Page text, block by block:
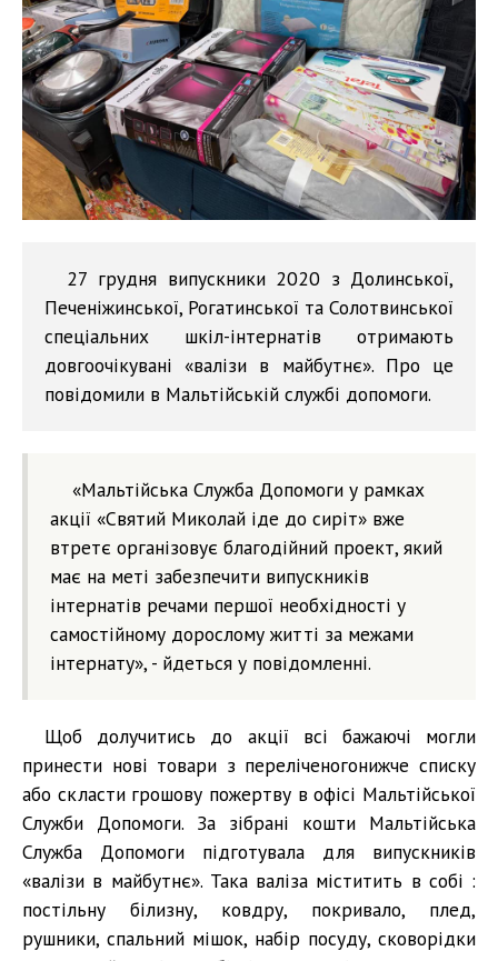
27 грудня випускники 2020 з Долинської,
Печеніжинської, Рогатинської та Солотвинської
спеціальних шкіл-інтернатів отримають
довгоочікувані «валізи в майбутнє». Про це
повідомили в Мальтійській службі допомоги.
«Мальтійська Служба Допомоги у рамках
акції «Святий Миколай іде до сиріт» вже
втретє організовує благодійний проект, який
має на меті забезпечити випускників
інтернатів речами першої необхідності у
самостійному дорослому житті за межами
інтернату», - йдеться у повідомленні.
Щоб долучитись до акції всі бажаючі могли
принести нові товари з переліченогонижче списку
або скласти грошову пожертву в офісі Мальтійської
Служби Допомоги. За зібрані кошти Мальтійська
Служба Допомоги підготувала для випускників
«валізи в майбутнє». Така валіза міститить в собі :
постільну білизну, ковдру, покривало, плед,
рушники, спальний мішок, набір посуду, сковорідки